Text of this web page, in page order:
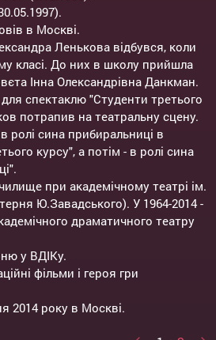
в Москві.
Ленькова відбувся, коли
класі. До них в школу прийшла
Інна Олександрівна Данкман.
спектаклю "Студенти третього
потрапив на театральну сцену.
ролі сина прибиральниці в
курсу", а потім - в ролі сина
при академічному театрі ім.
Ю.Завадського). У 1964-2014 -
драматичного театру
у ВДІКу.
фільми і героя гри
2014 року в Москві.